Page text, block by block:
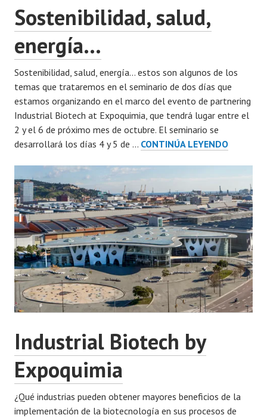
Sostenibilidad, salud,
energía…
Sostenibilidad, salud, energía… estos son algunos de los
temas que trataremos en el seminario de dos días que
estamos organizando en el marco del evento de partnering
Industrial Biotech at Expoquimia, que tendrá lugar entre el
2 y el 6 de próximo mes de octubre. El seminario se
desarrollará los días 4 y 5 de … CONTINÚA LEYENDO
Industrial Biotech by
Expoquimia
¿Qué industrias pueden obtener mayores beneficios de la
implementación de la biotecnología en sus procesos de